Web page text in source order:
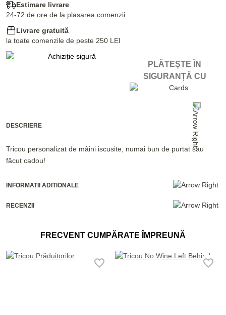
Estimare livrare
24-72 de ore de la plasarea comenzii
Livrare gratuită
la toate comenzile de peste 250 LEI
PLĂTEȘTE ÎN
SIGURANȚĂ CU
DESCRIERE
Tricou personalizat de mâini iscusite, numai bun de purtat sau
făcut cadou!
INFORMATII ADITIONALE
RECENZII
FRECVENT CUMPĂRATE ÎMPREUNĂ